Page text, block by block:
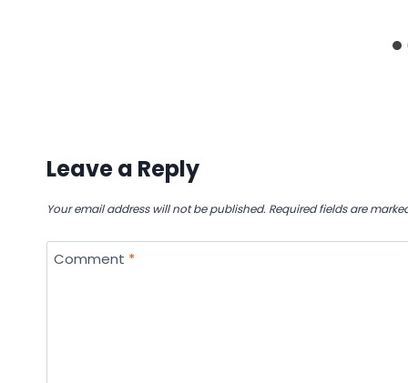
Leave a Reply
Your email address will not be published. Required fields are
Comment *